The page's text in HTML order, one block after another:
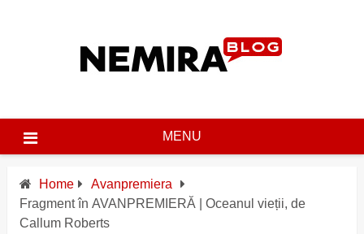
MENU
Home
Avanpremiera
Fragment în AVANPREMIERĂ | Oceanul vieții, de
Callum Roberts